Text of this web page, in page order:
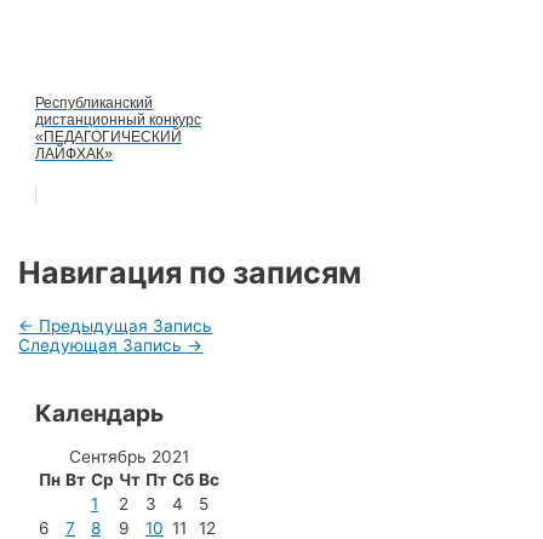
Республиканский
дистанционный конкурс
«ПЕДАГОГИЧЕСКИЙ
ЛАЙФХАК»
Навигация по записям
← Предыдущая Запись
Следующая Запись →
Календарь
Сентябрь 2021
Пн Вт Ср Чт Пт Сб Вс
1
2 3 4
5
6
7 8 9 10 11 12